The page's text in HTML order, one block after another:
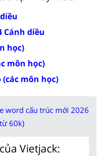
Cánh diều
học)
môn học)
môn học)
word cấu trúc mới 2026
60k)
Vietjack: